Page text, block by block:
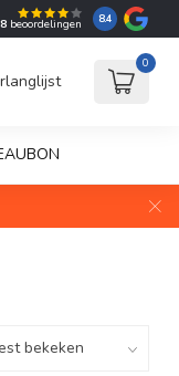
beoordelingen 8.4
0